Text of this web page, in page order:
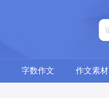
字数作文 作文素材